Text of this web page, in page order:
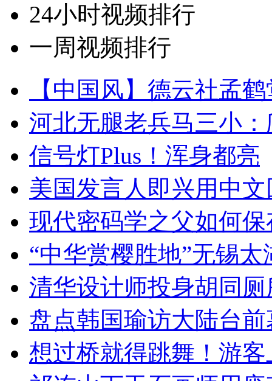
24小时视频排行
一周视频排行
【中国风】德云社孟
河北无腿老兵马三小
信号灯Plus！浑身都亮
美国发言人即兴用中
现代密码学之父如何
“中华赏樱胜地”无锡
清华设计师投身胡同
盘点韩国瑜访大陆台
想过桥就得跳舞！游客